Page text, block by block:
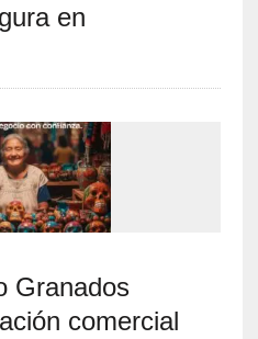
en
Granados
comercial